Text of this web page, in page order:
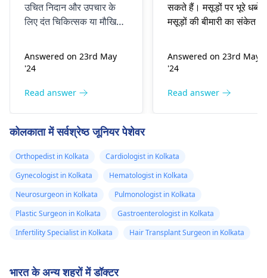
उचित निदान और उपचार के
लिए दंत चिकित्सक या मौखिक
अच्छा है। ठोस खाद्य पदार्थों से
बचें और इबुप्रोफेन जैसी ओवर-
का उपयोग करें। कृपया अवश्य
लिए आएं.
Answered on 23rd May
'24
Read answer
सकते हैं। मसूड़ों पर भूरे धब्बे
मसूड़ों की बीमारी का संकेत दे
बैक्टीरिया या वायरल संक्रमण
के कारण होता है। असुविधा से
नमक वाले पानी से गरारे कर
Answered on 23rd May
'24
Read answer
कोलकाता में सर्वश्रेष्ठ जूनियर पेशेवर
Orthopedist in Kolkata
Cardiologist in Kolkata
Gynecologist in Kolkata
Hematologist in Kolkata
Neurosurgeon in Kolkata
Pulmonologist in Kolkata
Plastic Surgeon in Kolkata
Gastroenterologist in Kolkata
Infertility Specialist in Kolkata
Hair Transplant Surgeon in Kolkata
भारत के अन्य शहरों में डॉक्टर